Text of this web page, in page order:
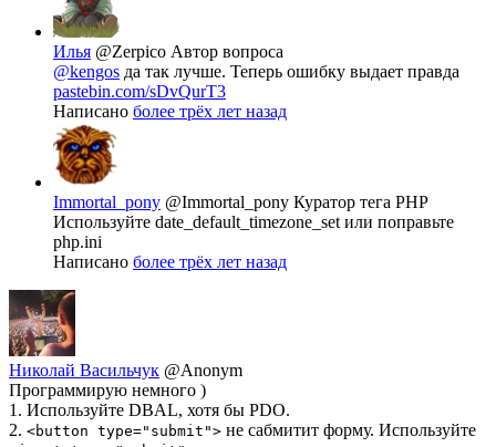
Илья @Zerpico Автор вопроса
@kengos да так лучше. Теперь ошибку выдает правда
pastebin.com/sDvQurT3
Написано более трёх лет назад
Immortal_pony @Immortal_pony Куратор тега PHP
Используйте date_default_timezone_set или поправьте
php.ini
Написано более трёх лет назад
Николай Васильчук @Anonym
Программирую немного )
1. Используйте DBAL, хотя бы PDO.
2. <button type="submit"> не сабмитит форму. Используйте